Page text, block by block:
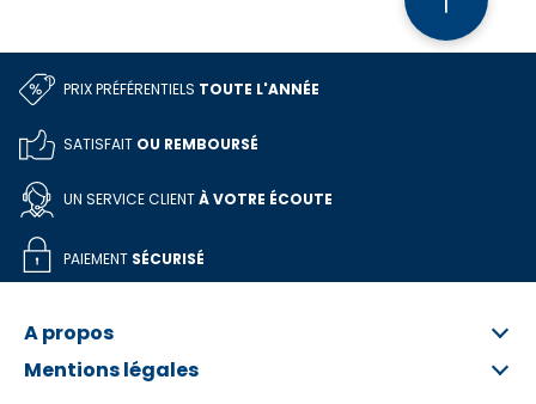
PRIX PRÉFÉRENTIELS TOUTE L'ANNÉE
SATISFAIT OU REMBOURSÉ
UN SERVICE CLIENTÀ VOTRE ÉCOUTE
PAIEMENT SÉCURISÉ
A propos
Qui sommes-nous ?
Mentions légales